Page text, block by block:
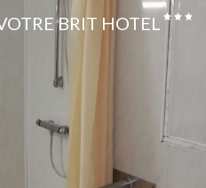
BRIT HOTEL